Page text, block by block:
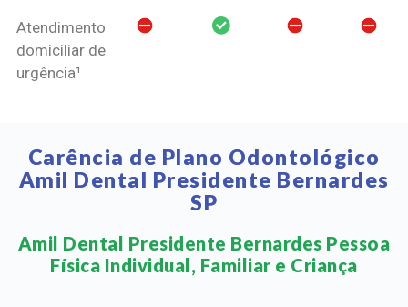
Atendimento
domiciliar de
urgência¹
Carência de Plano Odontológico
Amil Dental Presidente Bernardes
SP
Amil Dental Presidente Bernardes Pessoa
Física Individual, Familiar e Criança​